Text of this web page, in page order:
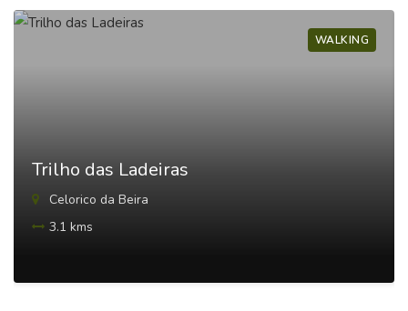
WALKING
Trilho das Ladeiras
Celorico da Beira
3.1 kms